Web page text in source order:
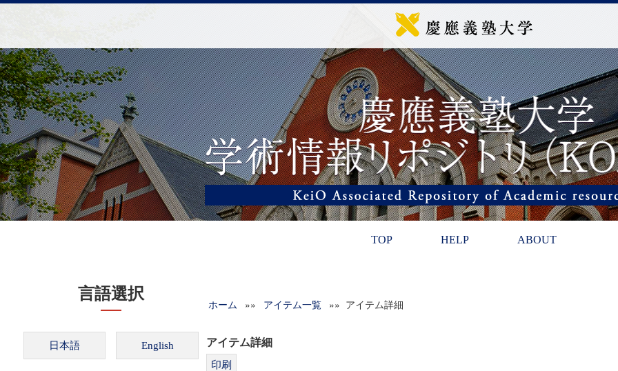
TOP HELP ABOUT
言語選択
ホーム »» アイテム一覧 »» アイテム詳細
アイテム詳細